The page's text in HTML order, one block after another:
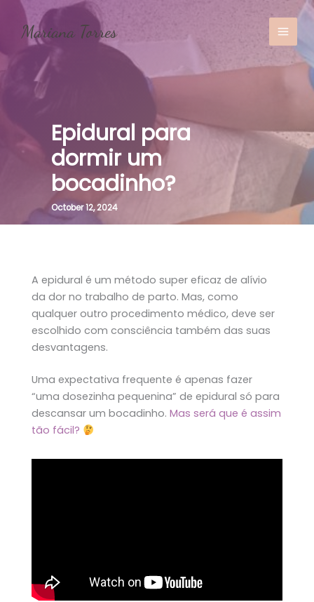
content
Epidural para
dormir um
bocadinho?
October 12, 2024
A epidural é um método super eficaz de alívio
da dor no trabalho de parto. Mas, como
qualquer outro procedimento médico, deve ser
escolhido com consciência também das suas
desvantagens.
Uma expectativa frequente é apenas fazer
“uma dosezinha pequenina” de epidural só para
descansar um bocadinho. Mas será que é assim
tão fácil?